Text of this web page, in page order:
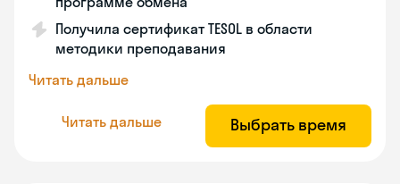
Получила сертификат TESOL в области
методики преподавания
Читать дальше
Читать дальше Выбрать время